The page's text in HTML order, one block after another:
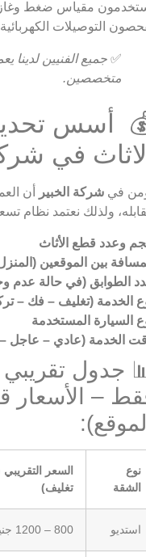
مقياس ضغط
التوصيلات
✅ جميع الفنيين
متخصصين.
أسس
في
في شركة الخبير
أن
ولذلك نعتمد نظام
وعدد قطع الأثاث
بين الموقعين
الطوابق (في حالة عدم
الخدمة (تغليف – فك –
السيارة المستخدمة
الخدمة (عادي – عاجل
جدول تقريبي
– الأسعار
نوع
الشقة
السعر
تغليف)
استديو 800 – 1200 جنيه